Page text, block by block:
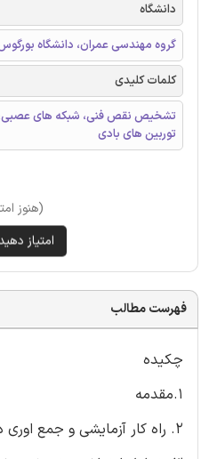
دانشگاه
گروه مهندسی عمران، دانشگاه
کلمات کلیدی
تشخیص نقص فنی، شبکه های عصبی،
توربین های بادی
(هنوز
فهرست مطالب
چکیده
1.مقدمه
2. راه کار آزمایشی و جمع اوری داده